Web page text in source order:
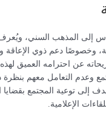
إلى المذهب السني، ويُعرف
وخصوصًا دعم ذوي الإعاقة
عن احترامه العميق
وعدم التعامل معهم
إلى توعية المجتمع
الإعلامية.